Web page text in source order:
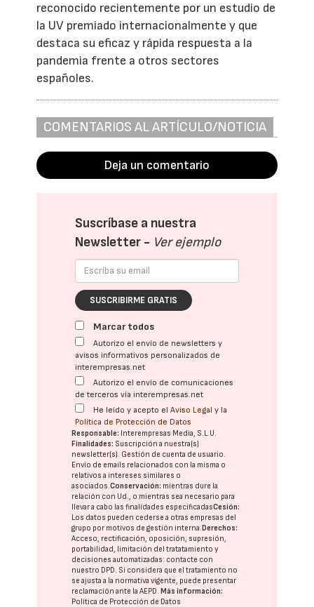
reconocido recientemente por un estudio de
la UV premiado internacionalmente y que
destaca su eficaz y rápida respuesta a la
pandemia frente a otros sectores
españoles.
COMENTARIOS AL ARTÍCULO/NOTICIA
Deja un comentario
Suscríbase a nuestra
Newsletter - Ver ejemplo
SUSCRIBIRME GRATIS
Marcar todos
Autorizo el envío de newsletters y
avisos informativos personalizados de
interempresas.net
Autorizo el envío de comunicaciones
de terceros vía interempresas.net
He leído y acepto elAviso Legal y la
Política de Protección de Datos
Responsable: Interempresas Media, S.L.U.
Finalidades: Suscripción a nuestra(s)
newsletter(s). Gestión de cuenta de usuario.
Envío de emails relacionados con la misma o
relativos a intereses similares o
asociados.Conservación: mientras dure la
relación con Ud., o mientras sea necesario para
llevar a cabo las finalidades especificadasCesión:
Los datos pueden cederse a otras empresas del
grupo por motivos de gestión interna.Derechos:
Acceso, rectificación, oposición, supresión,
portabilidad, limitación del tratatamiento y
decisiones automatizadas: contacte con
nuestro DPD . Si considera que el tratamiento no
se ajusta a la normativa vigente, puede presentar
reclamación ante laAEPD .Más información:
Política de Protección de Datos